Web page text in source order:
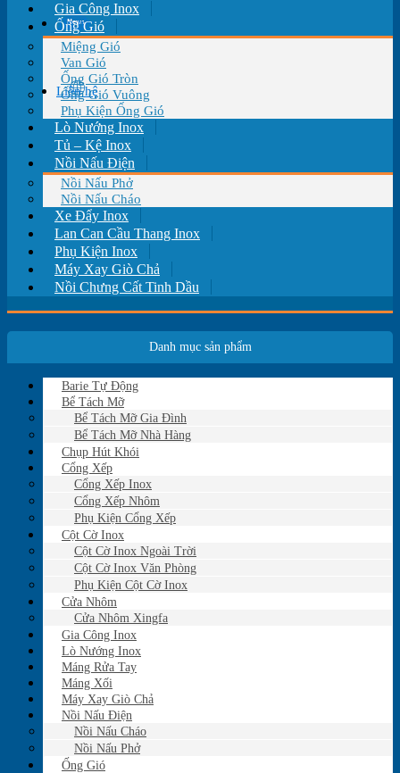
Tin tức
Liên hệ
Gia Công Inox
Ống Gió
Miệng Gió
Van Gió
Ống Gió Tròn
Ống Gió Vuông
Phụ Kiện Ống Gió
Lò Nướng Inox
Tủ – Kệ Inox
Nồi Nấu Điện
Nồi Nấu Phở
Nồi Nấu Cháo
Xe Đẩy Inox
Lan Can Cầu Thang Inox
Phụ Kiện Inox
Máy Xay Giò Chả
Nồi Chưng Cất Tinh Dầu
Danh mục sản phẩm
Barie Tự Động
Bể Tách Mỡ
Bể Tách Mỡ Gia Đình
Bể Tách Mỡ Nhà Hàng
Chụp Hút Khói
Cổng Xếp
Cổng Xếp Inox
Cổng Xếp Nhôm
Phụ Kiện Cổng Xếp
Cột Cờ Inox
Cột Cờ Inox Ngoài Trời
Cột Cờ Inox Văn Phòng
Phụ Kiện Cột Cờ Inox
Cửa Nhôm
Cửa Nhôm Xingfa
Gia Công Inox
Lò Nướng Inox
Máng Rửa Tay
Máng Xối
Máy Xay Giò Chả
Nồi Nấu Điện
Nồi Nấu Cháo
Nồi Nấu Phở
Ống Gió